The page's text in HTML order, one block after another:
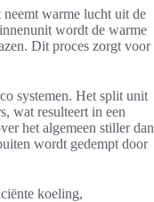
warme lucht uit de
wordt de warme
Dit proces zorgt voor
systemen. Het split unit
wat resulteert in een
het algemeen stiller dan
wordt gedempt door
koeling,